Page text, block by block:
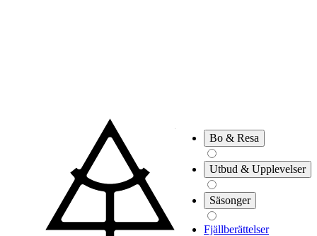
Bo & Resa
Utbud & Upplevelser
Säsonger
Fjällberättelser